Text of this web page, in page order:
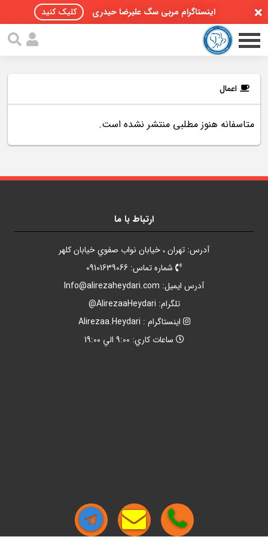
اینستاگرام مربی سگ علیرضا حیدری کلیک کنید
صفحه اصلی
پادکست سگ ها
اعمال
متاسفانه هنوز مطلبی منتشر نشده است.
ارتباط با ما
آدرس: تهران ، خيابان نواب صفوي خيابان کلهر
شماره تماس: 09101639066
آدرس ايميل: Info@alirezaheydari.com
تلگرام: AlirezaaHeydari@
اينستاگرام : Alirezaa.Heydari
ساعات کاري: 9:00 الي 19:00